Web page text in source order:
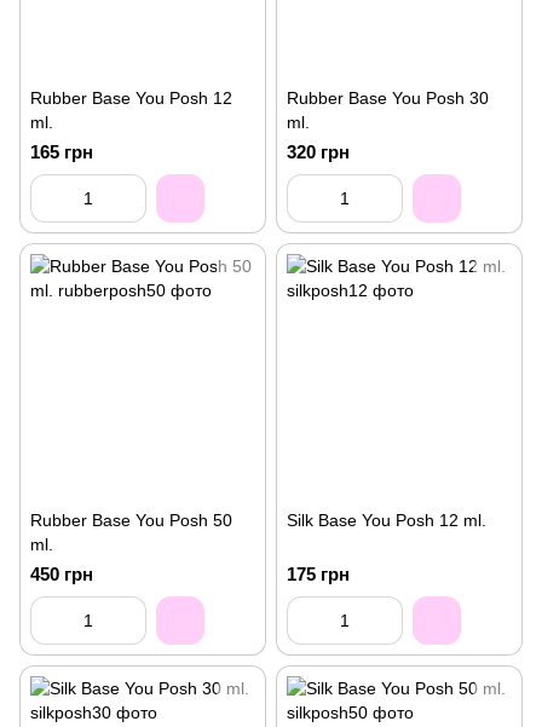
Rubber Base You Posh 12
ml.
165 грн
Rubber Base You Posh 30
ml.
320 грн
Rubber Base You Posh 50
ml.
450 грн
Silk Base You Posh 12 ml.
175 грн